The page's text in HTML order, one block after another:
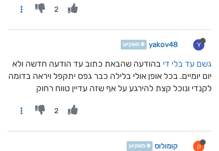
2
Y
yakov48 ❄️ משקיען
גשם עד בלי די בהודעה שהבאת כתוב עד הודעה חדשה ולא
יום יומיים. בכל אופן אולי בלילה כבר גפס יתקפל ויראה בדומה
לקנדי ונוכל קצת להירגע על אף שזה עדיין טווח רחוק
2
ק קומולוס ❄️ משקיען